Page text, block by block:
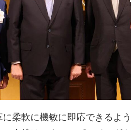
柔軟に機敏に即応できるよ